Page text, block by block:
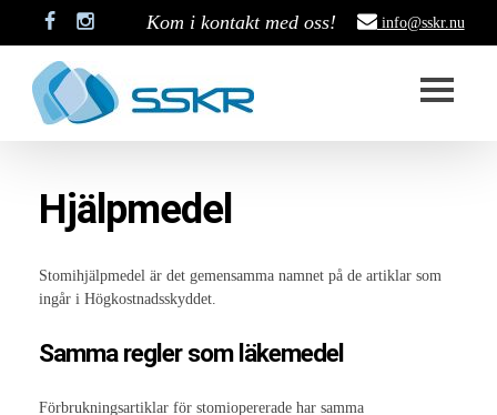
Kom i kontakt med oss! info@sskr.nu
SSKR
Stadgar
Historik
Hjälpmedel
Stomihjälpmedel är det gemensamma namnet på de artiklar som
ingår i Högkostnadsskyddet.
Samma regler som läkemedel
Förbrukningsartiklar för stomiopererade har samma